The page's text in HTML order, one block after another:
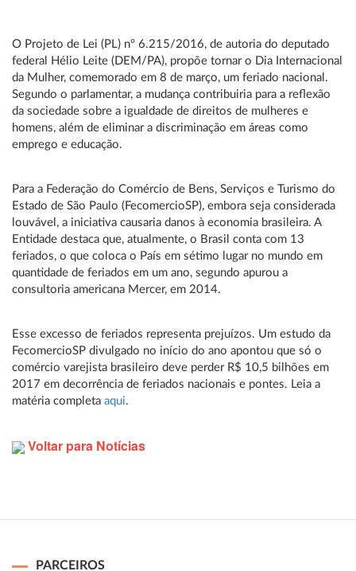
O Projeto de Lei (PL) nº 6.215/2016, de autoria do deputado
federal Hélio Leite (DEM/PA), propõe tornar o Dia Internacional
da Mulher, comemorado em 8 de março, um feriado nacional.
Segundo o parlamentar, a mudança contribuiria para a reflexão
da sociedade sobre a igualdade de direitos de mulheres e
homens, além de eliminar a discriminação em áreas como
emprego e educação.
Para a Federação do Comércio de Bens, Serviços e Turismo do
Estado de São Paulo (FecomercioSP), embora seja considerada
louvável, a iniciativa causaria danos à economia brasileira. A
Entidade destaca que, atualmente, o Brasil conta com 13
feriados, o que coloca o País em sétimo lugar no mundo em
quantidade de feriados em um ano, segundo apurou a
consultoria americana Mercer, em 2014.
Esse excesso de feriados representa prejuízos. Um estudo da
FecomercioSP divulgado no início do ano apontou que só o
comércio varejista brasileiro deve perder R$ 10,5 bilhões em
2017 em decorrência de feriados nacionais e pontes. Leia a
matéria completa aqui.
Voltar para Notícias
PARCEIROS